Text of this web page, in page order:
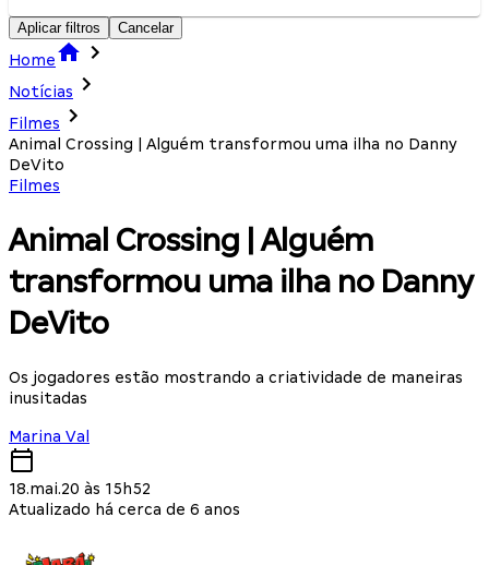
Aplicar filtros Cancelar
Home
Notícias
Filmes
Animal Crossing | Alguém transformou uma ilha no Danny
DeVito
Filmes
Animal Crossing | Alguém
transformou uma ilha no Danny
DeVito
Os jogadores estão mostrando a criatividade de maneiras
inusitadas
Marina Val
18.mai.20 às 15h52
Atualizado há cerca de 6 anos